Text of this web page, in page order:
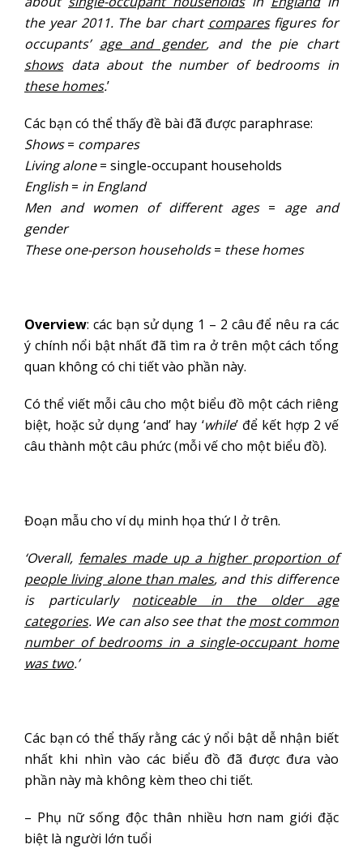
the year 2011. The bar chart comparesfigures for
occupants’ age and gender, and the pie chart
showsdata about the number of bedrooms in
these homes.’
Các bạn có thể thấy đề bài đã được paraphrase:
Shows= compares
Living alone= single-occupant households
English = in England
Men and women of different ages= age and
gender
These one-person households= these homes
Overview: các bạn sử dụng 1 – 2 câu để nêu ra các
ý chính nổi bật nhất đã tìm ra ở trên một cách tổng
quan không có chi tiết vào phần này.
Có thể viết mỗi câu cho một biểu đồ một cách riêng
biệt, hoặc sử dụng ‘and’ hay ‘while’ để kết hợp 2 vế
câu thành một câu phức (mỗi vế cho một biểu đồ).
Đoạn mẫu cho ví dụ minh họa thứ I ở trên.
‘Overall, females made up a higher proportion of
people living alone than males, and this difference
is particularly noticeable in the older age
categories. We can also see that themost common
number of bedrooms in a single-occupant home
was two.’
Các bạn có thể thấy rằng các ý nổi bật dễ nhận biết
nhất khi nhìn vào các biểu đồ đã được đưa vào
phần này mà không kèm theo chi tiết.
– Phụ nữ sống độc thân nhiều hơn nam giới đặc
biệt là người lớn tuổi